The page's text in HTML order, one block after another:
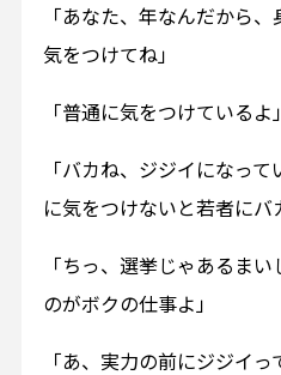
「あなた、年なんだから
気をつけてね」
「普通に気をつけているよ」
「バカね、ジジイになっ
に気をつけないと若者にバ
「ちっ、選挙じゃあるま
のがボクの仕事よ」
「あ、実力の前にジジイ